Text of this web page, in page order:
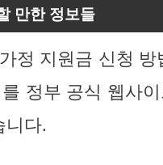
만한 정보들
정 지원금 신청 방
정부 공식 웹사
니다.